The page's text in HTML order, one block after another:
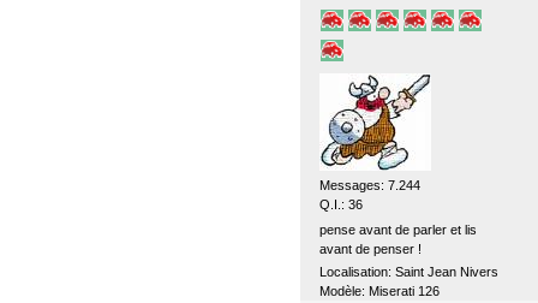
Messages: 7.244
Q.I.: 36
pense avant de parler et lis
avant de penser !
Localisation: Saint Jean Nivers
Modèle: Miserati 126